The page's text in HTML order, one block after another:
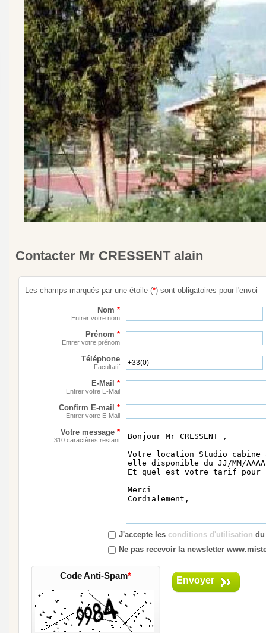
Contacter Mr CRESSENT alain
Les champs marqués par une étoile (*) sont obligatoires pour l'envoi
Nom *
Entrer votre nom
Prénom *
Entrer votre prénom
Téléphone
Facultatif
E-Mail *
Entrer votre E-Mail
Confirm E-mail *
Entrer votre E-Mail
Votre message *
310 caractères restant
J'accepte les conditions d'utilisation
Ne pas recevoir la newsletter
Code Anti-Spam* Envoyer